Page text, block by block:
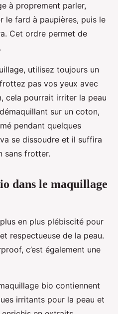
à proprement parler,
le fard à paupières, puis le
Cet ordre permet de
utilisez toujours un
pas vos yeux avec
cela pourrait irriter la peau
sur un coton,
pendant quelques
se dissoudre et il suffira
sans frotter.
dans le maquillage
en plus plébiscité pour
respectueuse de la peau.
c’est également une
bio contiennent
irritants pour la peau et